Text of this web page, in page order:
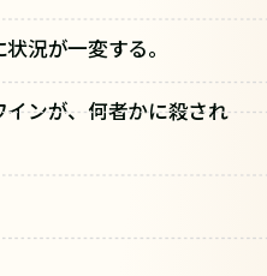
況が一変する。
ンが、何者かに殺され